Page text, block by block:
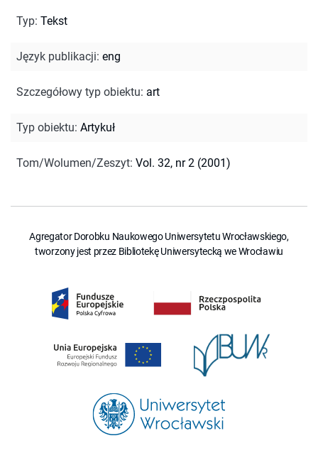
Typ: Tekst
Język publikacji: eng
Szczegółowy typ obiektu: art
Typ obiektu: Artykuł
Tom/Wolumen/Zeszyt: Vol. 32, nr 2 (2001)
Agregator Dorobku Naukowego Uniwersytetu Wrocławskiego,
tworzony jest przez Bibliotekę Uniwersytecką we Wrocławiu